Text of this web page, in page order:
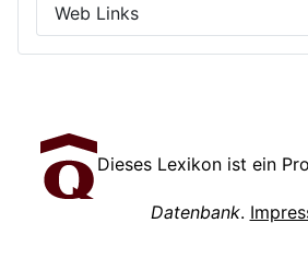
Web Links
Dieses Lexikon ist ein
Datenbank.